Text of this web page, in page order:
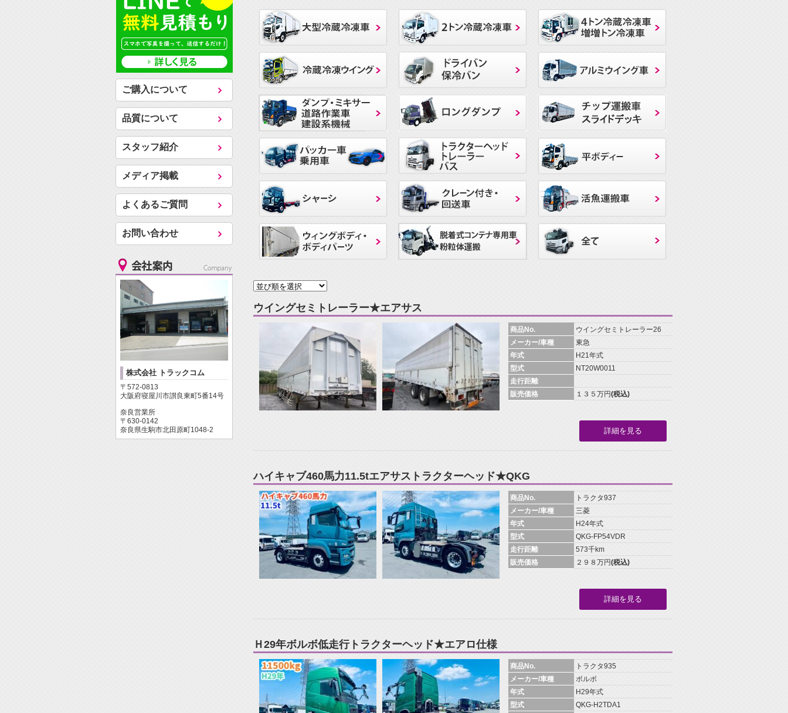
ウイングセミトレーラー★エアサス
商品No.
ウイングセミトレーラー26
メーカー/車種
東急
年式
H21年式
型式
NT20W0011
走行距離
販売価格
１３５万円(税込)
詳細を見る
ハイキャブ460馬力11.5tエアサストラクターヘッド★QKG
商品No.
トラクタ937
メーカー/車種
三菱
年式
H24年式
型式
QKG-FP54VDR
走行距離
573千km
販売価格
２９８万円(税込)
詳細を見る
Ｈ29年ボルボ低走行トラクターヘッド★エアロ仕様
商品No.
トラクタ935
メーカー/車種
ボルボ
年式
H29年式
型式
QKG-H2TDA1
ご購入について
品質について
スタッフ紹介
メディア掲載
よくあるご質問
お問い合わせ
株式会社 トラックコム
〒572-0813
大阪府寝屋川市讃良東町5番14号
奈良営業所
〒630-0142
奈良県生駒市北田原町1048-2